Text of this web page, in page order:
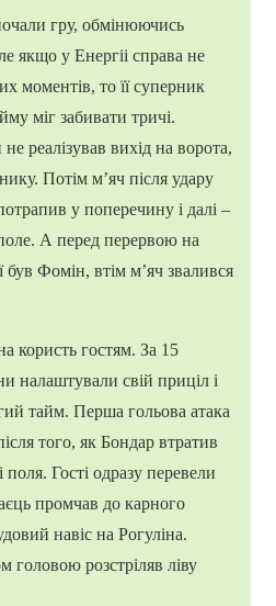
гру, обмінюючись
якщо у Енергіі справа не
моментів, то її суперник
міг забивати тричі.
реалізував вихід на ворота,
Потім м’яч після удару
у поперечину і далі –
А перед перервою на
був Фомін, втім м’яч звалився
користь гостям. За 15
налаштували свій приціл і
тайм. Перша гольова атака
того, як Бондар втратив
Гості одразу перевели
промчав до карного
навіс на Рогуліна.
розстріляв ліву